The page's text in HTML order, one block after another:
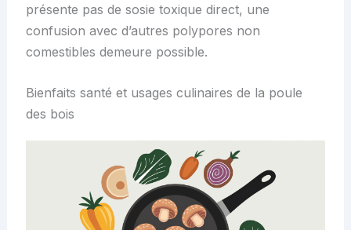
présente pas de sosie toxique direct, une
confusion avec d’autres polypores non
comestibles demeure possible.
Bienfaits santé et usages culinaires de la poule
des bois